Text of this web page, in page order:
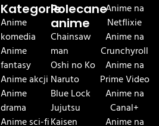
Kategorie
Anime
komedia
Anime
fantasy
Anime akcji
Anime
drama
Polecane
anime
Chainsaw
man
Oshi no Ko
Naruto
Blue Lock
Jujutsu
Anime na
Netflixie
Anime na
Crunchyroll
Anime na
Prime Video
Anime na
Canal+